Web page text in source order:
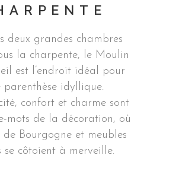
deux grandes chambres
la charpente, le Moulin
est l’endroit idéal pour
parenthèse idyllique.
confort et charme sont
mots de la décoration, où
de Bourgogne et meubles
se côtoient à merveille.